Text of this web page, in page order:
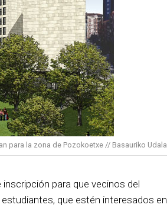
para la zona de Pozokoetxe // Basauriko Udala
para que vecinos del
que estén interesados en